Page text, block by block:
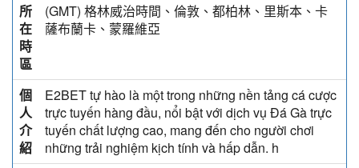
所
在
時
區
(GMT) 格林威治時間、倫敦、都柏林、里斯本、卡
薩布蘭卡、蒙羅維亞
個
人
介
紹
E2BET tự hào là một trong những nền tảng cá cược
trực tuyến hàng đầu, nổi bật với dịch vụ Đá Gà trực
tuyến chất lượng cao, mang đến cho người chơi
những trải nghiệm kịch tính và hấp dẫn. h